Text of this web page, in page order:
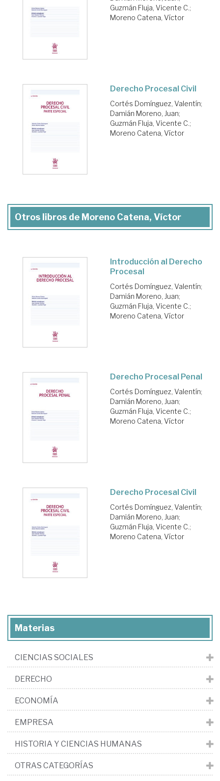
Guzmán Fluja, Vicente C.;
Moreno Catena, Víctor
Derecho Procesal Civil
Cortés Domínguez, Valentín;
Damián Moreno, Juan;
Guzmán Fluja, Vicente C.;
Moreno Catena, Víctor
Otros libros de Moreno Catena, Víctor
Introducción al Derecho
Procesal
Cortés Domínguez, Valentín;
Damián Moreno, Juan;
Guzmán Fluja, Vicente C.;
Moreno Catena, Víctor
Derecho Procesal Penal
Cortés Domínguez, Valentín;
Damián Moreno, Juan;
Guzmán Fluja, Vicente C.;
Moreno Catena, Víctor
Derecho Procesal Civil
Cortés Domínguez, Valentín;
Damián Moreno, Juan;
Guzmán Fluja, Vicente C.;
Moreno Catena, Víctor
Materias
CIENCIAS SOCIALES
DERECHO
ECONOMÍA
EMPRESA
HISTORIA Y CIENCIAS HUMANAS
OTRAS CATEGORÍAS